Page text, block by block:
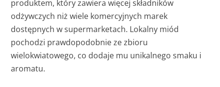
produktem, który zawiera więcej składników
odżywczych niż wiele komercyjnych marek
dostępnych w supermarketach. Lokalny miód
pochodzi prawdopodobnie ze zbioru
wielokwiatowego, co dodaje mu unikalnego smaku i
aromatu.